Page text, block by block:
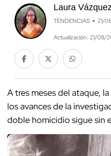
Laura
TENDENCIAS 21/
Actualización: 21/08/
A tres meses del ataque,
los avances de la
doble homicidio sigue sin